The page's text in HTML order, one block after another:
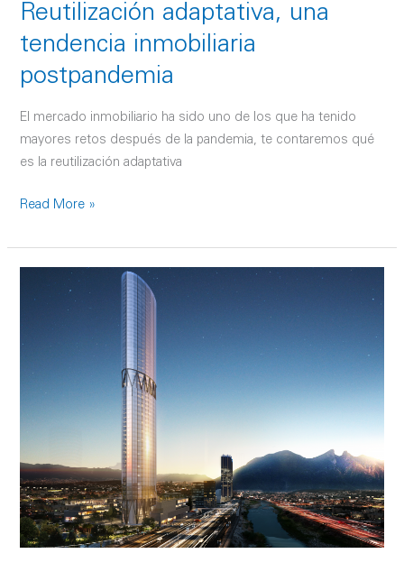
Reutilización adaptativa, una
tendencia inmobiliaria
postpandemia
El mercado inmobiliario ha sido uno de los que ha tenido
mayores retos después de la pandemia, te contaremos qué
es la reutilización adaptativa
Read More »
Movimiento
Ocampo,
el
plan
busca
cara
al
centro
de